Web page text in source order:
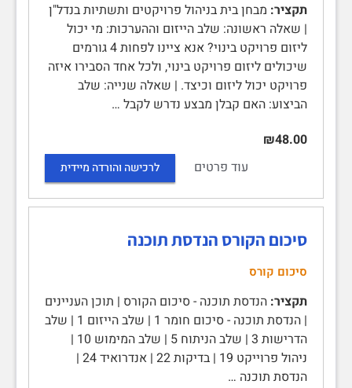
תקציר: מבחן בית בניהול פרויקטים ותשתיות בנדל"ן
| שאלה ראשונה: שלב הייזום וההערכות: מי יכול
ליזום פרויקט בינוי? אנא ציינו לפחות 4 גורמים
שיכולים ליזום פרויקט בינוי, ולכל אחד הסבירו איזה
פרויקט יכול ליזום וכיצד. | שאלה שנייה: שלב
הביצוע: האם קבלן מבצע נדרש לקבל …
₪48.00
עוד פרטים
לרכישה והורדה מיידית
סיכום הקורס הנדסת תוכנה
סיכום קורס
תקציר: הנדסת תוכנה - סיכום הקורס | תוכן העניינים
| הנדסת תוכנה - סיכום חומר 1 | שלב הייזום 1 | שלב
הדרישות 3 | שלב הניתוח 5 | שלב המימוש 10 |
ניהול פרוייקט 19 | בדיקות 22 | אנדרואיד 24 |
הנדסת תוכנה …